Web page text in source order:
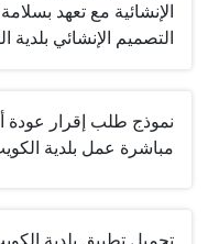
الإنشائية مع تعهد بسلامة
التصميم الإنشائي بلدية
نموذج طلب إقرار عودة
مباشرة عمل بلدية